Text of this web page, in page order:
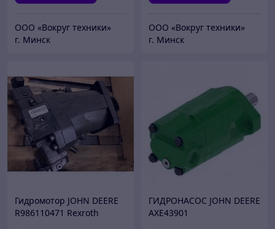
ООО «Вокруг техники»
г. Минск
ООО «Вокруг техники»
г. Минск
Гидромотор JOHN DEERE
R986110471 Rexroth
ГИДРОНАСОС JOHN DEERE
AXE43901